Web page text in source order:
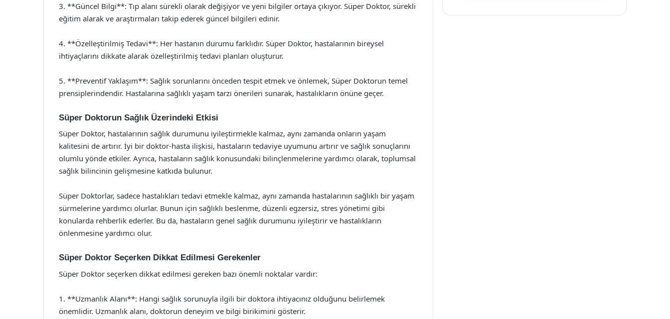
3. **Güncel Bilgi**: Tıp alanı sürekli olarak değişiyor ve yeni bilgiler ortaya çıkıyor. Süper Doktor, sürekli
eğitim alarak ve araştırmaları takip ederek güncel bilgileri edinir.
4. **Özelleştirilmiş Tedavi**: Her hastanın durumu farklıdır. Süper Doktor, hastalarının bireysel
ihtiyaçlarını dikkate alarak özelleştirilmiş tedavi planları oluşturur.
5. **Preventif Yaklaşım**: Sağlık sorunlarını önceden tespit etmek ve önlemek, Süper Doktorun temel
prensiplerindendir. Hastalarına sağlıklı yaşam tarzı önerileri sunarak, hastalıkların önüne geçer.
Süper Doktorun Sağlık Üzerindeki Etkisi
Süper Doktor, hastalarının sağlık durumunu iyileştirmekle kalmaz, aynı zamanda onların yaşam
kalitesini de artırır. İyi bir doktor-hasta ilişkisi, hastaların tedaviye uyumunu artırır ve sağlık sonuçlarını
olumlu yönde etkiler. Ayrıca, hastaların sağlık konusundaki bilinçlenmelerine yardımcı olarak, toplumsal
sağlık bilincinin gelişmesine katkıda bulunur.
Süper Doktorlar, sadece hastalıkları tedavi etmekle kalmaz, aynı zamanda hastalarının sağlıklı bir yaşam
sürmelerine yardımcı olurlar. Bunun için sağlıklı beslenme, düzenli egzersiz, stres yönetimi gibi
konularda rehberlik ederler. Bu da, hastaların genel sağlık durumunu iyileştirir ve hastalıkların
önlenmesine yardımcı olur.
Süper Doktor Seçerken Dikkat Edilmesi Gerekenler
Süper Doktor seçerken dikkat edilmesi gereken bazı önemli noktalar vardır:
1. **Uzmanlık Alanı**: Hangi sağlık sorunuyla ilgili bir doktora ihtiyacınız olduğunu belirlemek
önemlidir. Uzmanlık alanı, doktorun deneyim ve bilgi birikimini gösterir.